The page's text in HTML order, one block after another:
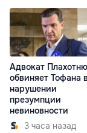
Адвокат
обвиняет Тофана
нарушении
презумпции
невиновности
3 часа назад